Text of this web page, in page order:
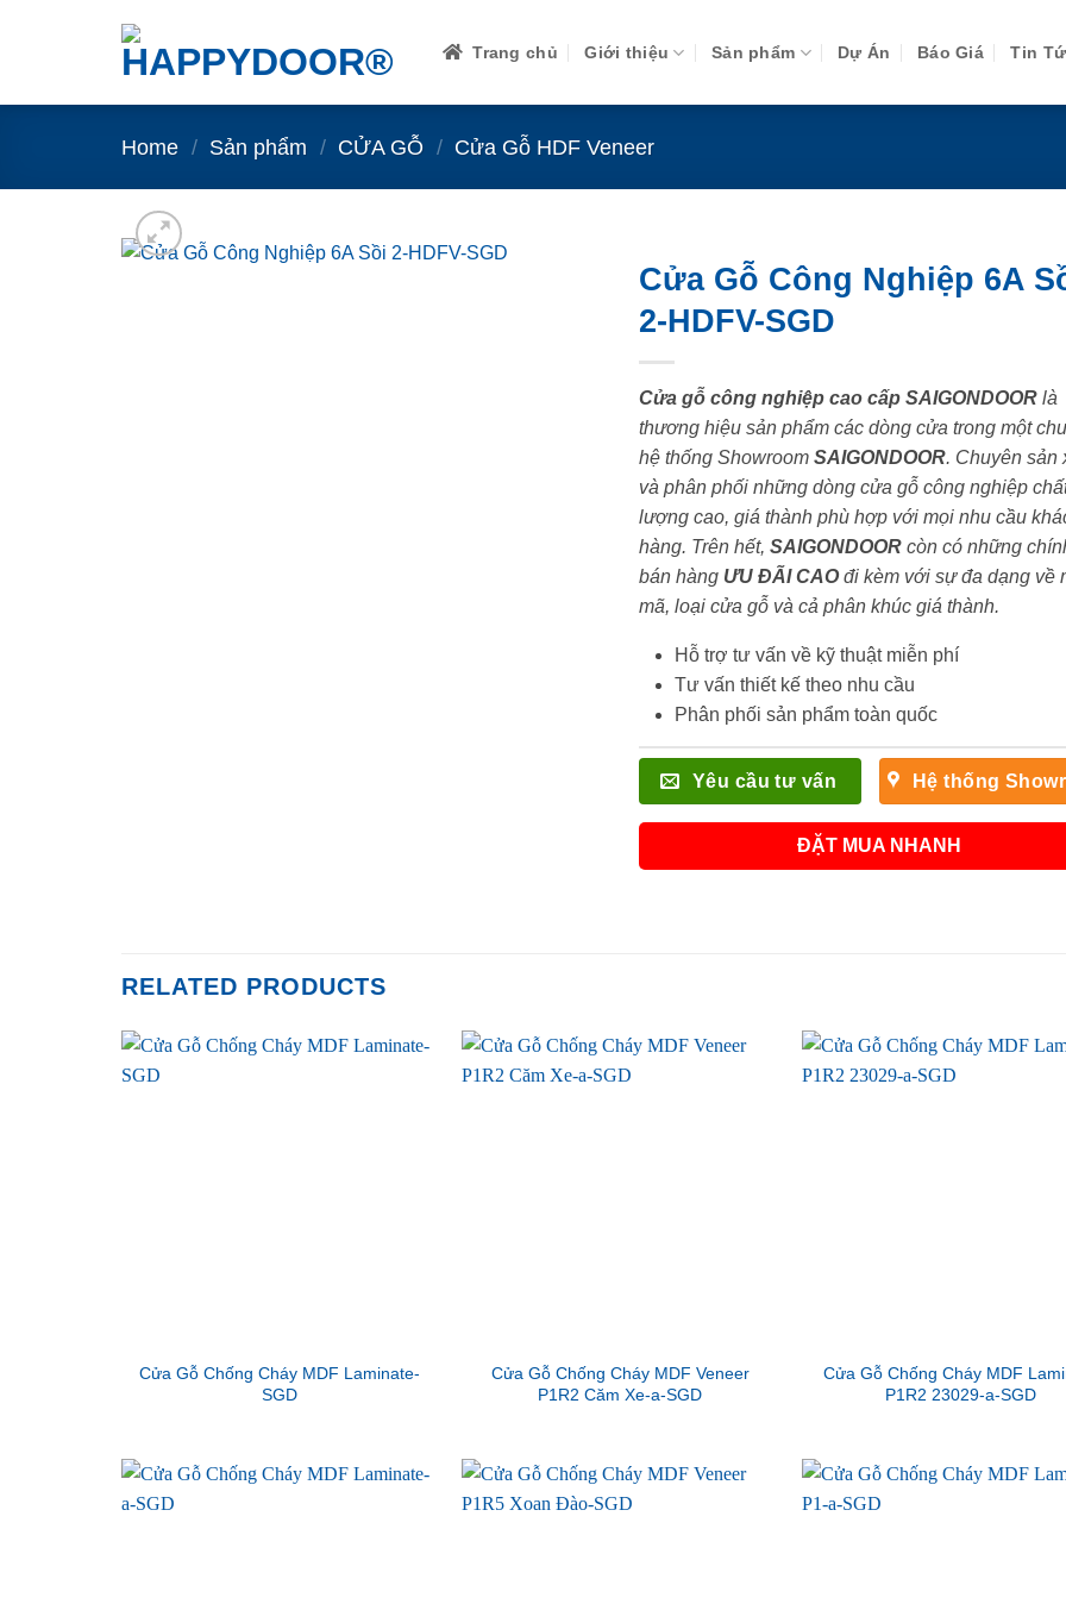
Trang chủ Giới thiệu Sản phẩm Dự Án Báo Giá Tin
Home / Sản phẩm / CỬA GỖ / Cửa Gỗ HDF Veneer
Cửa Gỗ Công Nghiệp 6A
2-HDFV-SGD
Cửa gỗ công nghiệp cao cấp SAIGONDOORlà
thương hiệu sản phẩm các dòng cửa trong một
hệ thống Showroom SAIGONDOOR. Chuyên sản
và phân phối những dòng cửa gỗ công nghiệp
lượng cao, giá thành phù hợp với mọi nhu cầu
hàng. Trên hết, SAIGONDOORcòn có những
bán hàng ƯU ĐÃI CAOđi kèm với sự đa dạng về
mã, loại cửa gỗ và cả phân khúc giá thành.
Hỗ trợ tư vấn về kỹ thuật miễn phí
Tư vấn thiết kế theo nhu cầu
Phân phối sản phẩm toàn quốc
Yêu cầu tư vấn Hệ thống
ĐẶT MUA NHANH
RELATED PRODUCTS
Cửa Gỗ Chống Cháy MDF Laminate-
SGD
Cửa Gỗ Chống Cháy MDF Veneer
P1R2 Căm Xe-a-SGD
Cửa Gỗ Chống Cháy MDF
P1R2 23029-a-SGD